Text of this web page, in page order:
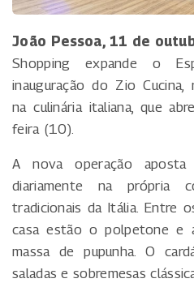
João Pessoa, 11 de
Shopping expande o
inauguração do Zio Cucina,
na culinária italiana, que
feira (10).
A nova operação aposta
diariamente na própria
tradicionais da Itália. Entre
casa estão o polpetone e
massa de pupunha. O
saladas e sobremesas